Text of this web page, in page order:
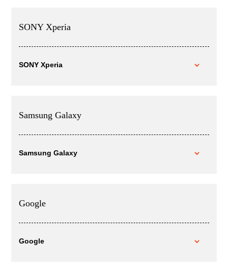
SONY Xperia
SONY Xperia
Samsung Galaxy
Samsung Galaxy
Google
Google